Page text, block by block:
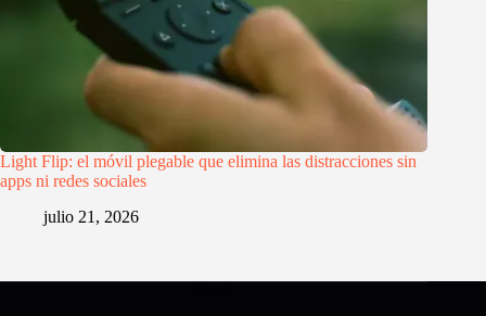
Light Flip: el móvil plegable que elimina las distracciones sin
apps ni redes sociales
julio 21, 2026